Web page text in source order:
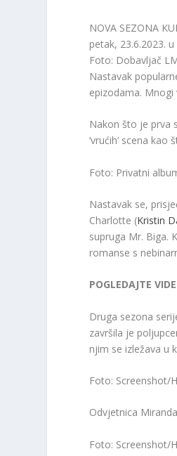
NOVA SEZONA
petak, 23.6.2023.
Foto: Dobavljač
Nastavak
epizodama.
Nakon što je prva
‘vrućih’ scena
Foto: Privatni
Nastavak se,
Charlotte (Kristin
supruga Mr. Biga.
romanse s
POGLEDAJTE
Druga sezona
završila je
njim se izležava u
Foto: Screenshot/
Odvjetnica
Foto: Screenshot/